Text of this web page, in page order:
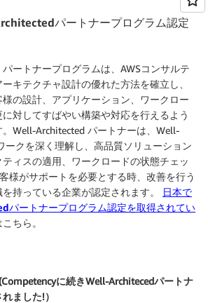
パートナープログラム認定
ートナープログラムは、AWSコンサルテ
キテクチャ設計の優れた方法を確立し、
の設計、アプリケーション、ワークロー
に対してすばやい構築や対応を行えるよう
Well-Architected パートナーは、Well-
ークを深く理解し、高品質ソリューション
ィスの適用、ワークロードの状態チェッ
様がサポートを必要とする時、改善を行う
持っている企業が認定されます。
日本で
ートナープログラム認定を取得されてい
こちら。
に続きWell-Architecedパートナ
ました!）